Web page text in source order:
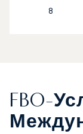
8
FBO-